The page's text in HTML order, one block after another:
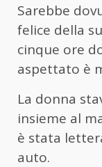
Sarebbe
felice della
cinque ore
aspettato è
La donna
insieme al
è stata
auto.